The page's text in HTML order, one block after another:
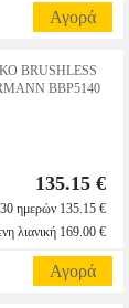
Αγορά
BRUSHLESS
BBP5140
135.15 €
ημερών 135.15 €
λιανική 169.00 €
Αγορά